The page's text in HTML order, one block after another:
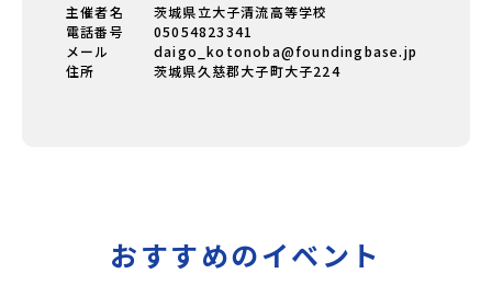
主催者名
茨城県立大子清流高等学校
電話番号
05054823341
メール
daigo_kotonoba@foundingbase.jp
住所
茨城県久慈郡大子町大子224
おすすめのイベント